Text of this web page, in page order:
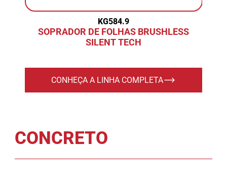
KG584.9
SOPRADOR DE FOLHAS BRUSHLESS
SILENT TECH
CONHEÇA A LINHA COMPLETA
CONCRETO